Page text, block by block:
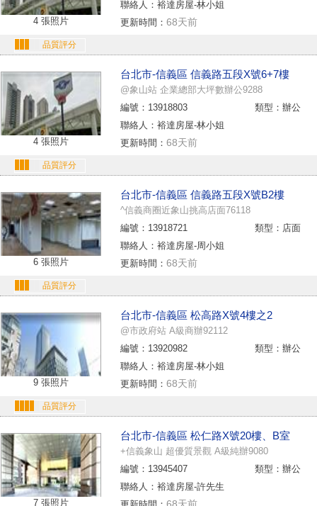
4 張照片
聯絡人：裕達房屋-林小姐
更新時間： 68天前
品質評分
4 張照片
台北市-信義區 信義路五段X號6+7樓
@象山站 企業總部大坪數辦公9288
編號：13918803
類型：辦公
聯絡人：裕達房屋-林小姐
更新時間： 68天前
品質評分
6 張照片
台北市-信義區 信義路五段X號B2樓
^信義商圈近象山挑高店面76118
編號：13918721
類型：店面
聯絡人：裕達房屋-周小姐
更新時間： 68天前
品質評分
9 張照片
台北市-信義區 松高路X號4樓之2
@市政府站 A級商辦92112
編號：13920982
類型：辦公
聯絡人：裕達房屋-林小姐
更新時間： 68天前
品質評分
7 張照片
台北市-信義區 松仁路X號20樓、B室
+信義象山 超優質景觀 A級純辦9080
編號：13945407
類型：辦公
聯絡人：裕達房屋-許先生